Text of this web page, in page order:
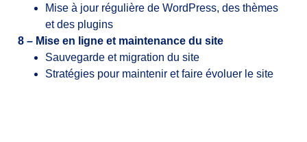
Mise à jour régulière de WordPress, des thèmes
et des plugins
8 – Mise en ligne et maintenance du site
Sauvegarde et migration du site
Stratégies pour maintenir et faire évoluer le site